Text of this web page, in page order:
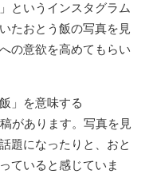
というインスタグラム
たおとう飯の写真を見
の意欲を高めてもらい
」を意味する
があります。写真を見
題になったりと、おと
ていると感じていま